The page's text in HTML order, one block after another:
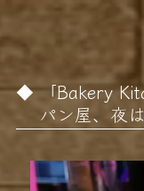
「Bakery
パン屋、夜